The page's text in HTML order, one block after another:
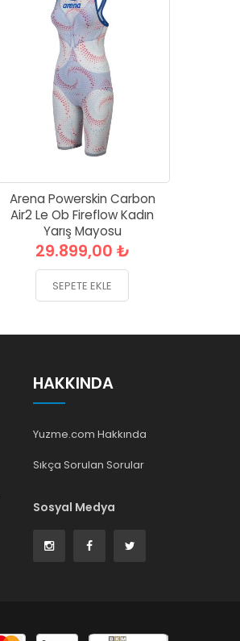
Arena Powerskin Carbon
Air2 Le Ob Fireflow Kadın
Yarış Mayosu
29.899,00 ₺
SEPETE EKLE
HAKKINDA
Yuzme.com Hakkında
Sıkça Sorulan Sorular
Sosyal Medya